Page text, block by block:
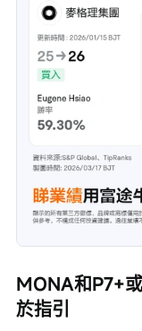
MONA和P7+
於指引